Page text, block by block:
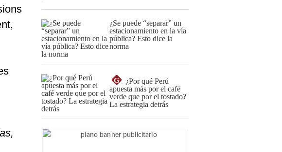
¿Se puede “separar” un
estacionamiento en la vía
pública? Esto dice la
norma
G
¿Por qué Perú
apuesta más por el café
verde que por el tostado?
La estrategia detrás